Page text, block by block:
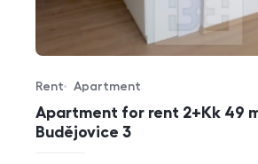
Apartment for rent 2+Kk 49
Budějovice 3
Offer type
Rent
Property type
Apartment